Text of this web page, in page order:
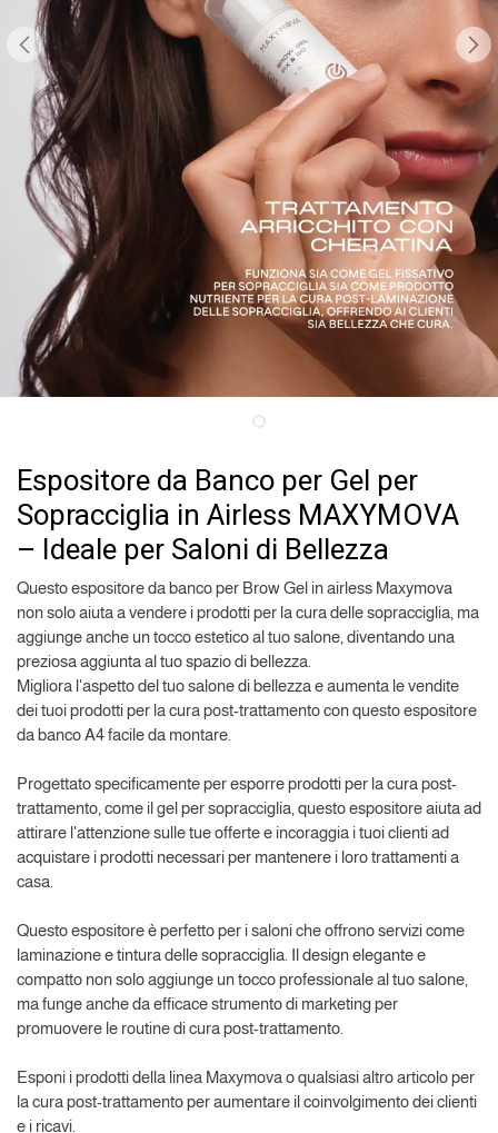
Espositore da Banco per Gel per
Sopracciglia in Airless MAXYMOVA
– Ideale per Saloni di Bellezza
Questo espositore da banco per Brow Gel in airless Maxymova
non solo aiuta a vendere i prodotti per la cura delle sopracciglia, ma
aggiunge anche un tocco estetico al tuo salone, diventando una
preziosa aggiunta al tuo spazio di bellezza.
Migliora l'aspetto del tuo salone di bellezza e aumenta le vendite
dei tuoi prodotti per la cura post-trattamento con questo espositore
da banco A4 facile da montare.
Progettato specificamente per esporre prodotti per la cura post-
trattamento, come il gel per sopracciglia, questo espositore aiuta ad
attirare l'attenzione sulle tue offerte e incoraggia i tuoi clienti ad
acquistare i prodotti necessari per mantenere i loro trattamenti a
casa.
Questo espositore è perfetto per i saloni che offrono servizi come
laminazione e tintura delle sopracciglia. Il design elegante e
compatto non solo aggiunge un tocco professionale al tuo salone,
ma funge anche da efficace strumento di marketing per
promuovere le routine di cura post-trattamento.
Esponi i prodotti della linea Maxymova o qualsiasi altro articolo per
la cura post-trattamento per aumentare il coinvolgimento dei clienti
e i ricavi.